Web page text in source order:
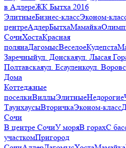
в АдлереЖК Бытха 2016
ЭлитныеБизнес-классЭконом-
центреАдлерБытхаМамайка
СочиХостаКрасная
полянаДагомысВеселоеКудепста
Заречныйул. Донскаяул. Лысая
Полтавскаяул. Есауленкоул.
Дома
Коттеджные
поселкиВиллыЭлитныеНедорогие
ТаунхаусыВторичкаЭконом-класс
Сочи
В центре СочиУ моряВ горахС
участкомПригород